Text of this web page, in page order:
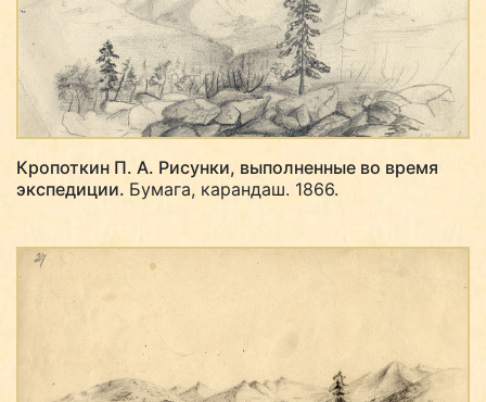
Кропоткин П. А. Рисунки, выполненные во время
экспедиции. Бумага, карандаш. 1866.